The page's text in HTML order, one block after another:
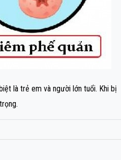
là trẻ em và người lớn tuổi. Khi bị